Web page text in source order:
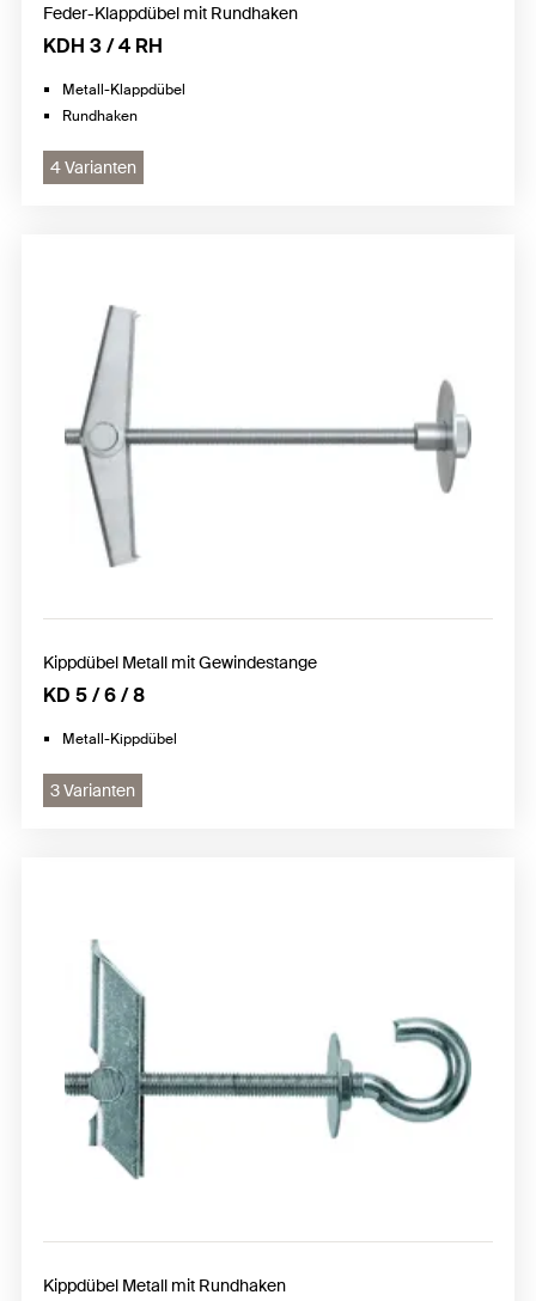
Feder-Klappdübel mit Rundhaken
KDH 3 / 4 RH
Metall-Klappdübel
Rundhaken
4 Varianten
Kippdübel Metall mit Gewindestange
KD 5 / 6 / 8
Metall-Kippdübel
3 Varianten
Kippdübel Metall mit Rundhaken